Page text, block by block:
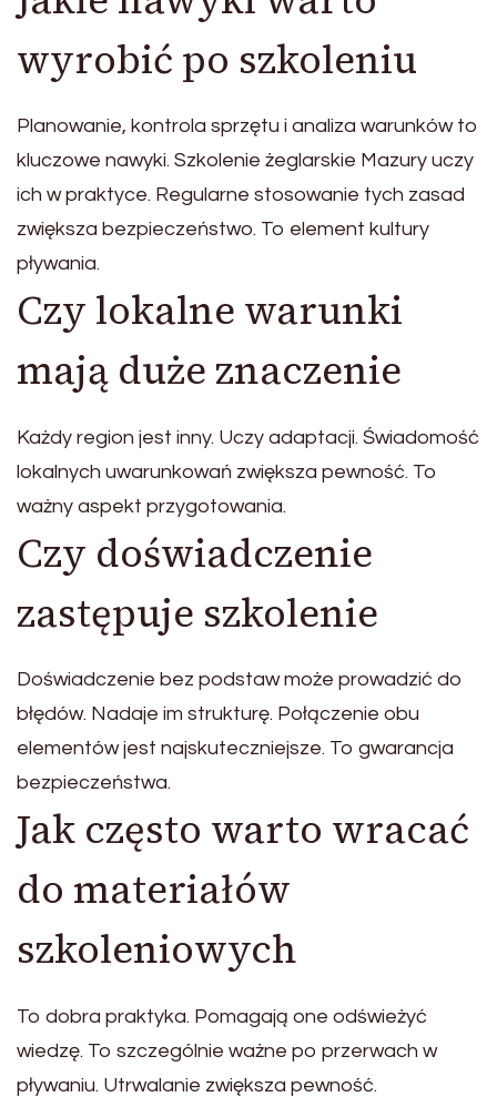
wyrobić po szkoleniu
Planowanie, kontrola sprzętu i analiza warunków to
kluczowe nawyki. Szkolenie żeglarskie Mazury uczy
ich w praktyce. Regularne stosowanie tych zasad
zwiększa bezpieczeństwo. To element kultury
pływania.
Czy lokalne warunki
mają duże znaczenie
Każdy region jest inny. Uczy adaptacji. Świadomość
lokalnych uwarunkowań zwiększa pewność. To
ważny aspekt przygotowania.
Czy doświadczenie
zastępuje szkolenie
Doświadczenie bez podstaw może prowadzić do
błędów. Nadaje im strukturę. Połączenie obu
elementów jest najskuteczniejsze. To gwarancja
bezpieczeństwa.
Jak często warto wracać
do materiałów
szkoleniowych
To dobra praktyka. Pomagają one odświeżyć
wiedzę. To szczególnie ważne po przerwach w
pływaniu. Utrwalanie zwiększa pewność.